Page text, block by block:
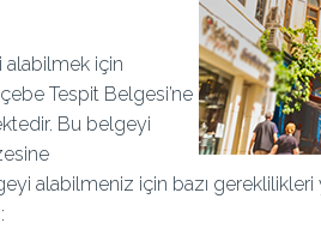
alabilmek için
Tespit Belgesi’ne
Bu belgeyi
alabilmeniz için bazı gereklilikleri